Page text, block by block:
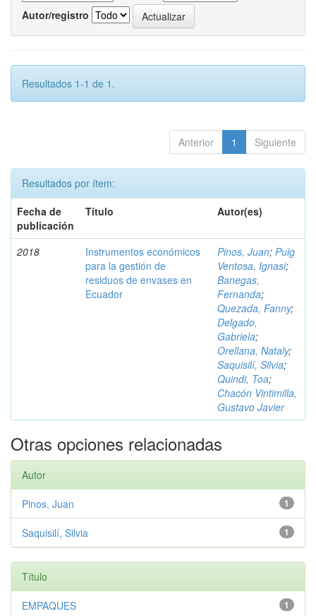
Autor/registro
Resultados 1-1 de 1.
Anterior 1 Siguiente
Resultados por ítem:
Fecha de
publicación
Título Autor(es)
2018
Instrumentos económicos
para la gestión de
residuos de envases en
Ecuador
Pinos, Juan; Puig
Ventosa, Ignasi;
Banegas,
Fernanda;
Quezada, Fanny;
Delgado,
Gabriela;
Orellana, Nataly;
Saquisilí, Silvia;
Quindi, Toa;
Chacón Vintimilla,
Gustavo Javier
Otras opciones relacionadas
Autor
1
Pinos, Juan
1
Saquisilí, Silvia
Título
1
EMPAQUES